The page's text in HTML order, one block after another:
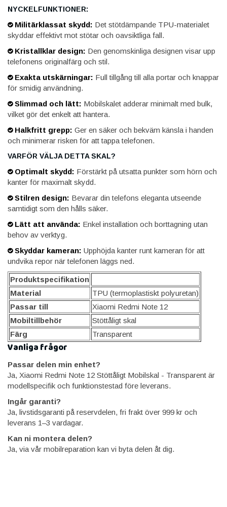
NYCKELFUNKTIONER:
Militärklassat skydd: Det stötdämpande TPU-materialet
skyddar effektivt mot stötar och oavsiktliga fall.
Kristallklar design: Den genomskinliga designen visar upp
telefonens originalfärg och stil.
Exakta utskärningar: Full tillgång till alla portar och knappar
för smidig användning.
Slimmad och lätt: Mobilskalet adderar minimalt med bulk,
vilket gör det enkelt att hantera.
Halkfritt grepp: Ger en säker och bekväm känsla i handen
och minimerar risken för att tappa telefonen.
VARFÖR VÄLJA DETTA SKAL?
Optimalt skydd: Förstärkt på utsatta punkter som hörn och
kanter för maximalt skydd.
Stilren design: Bevarar din telefons eleganta utseende
samtidigt som den hålls säker.
Lätt att använda: Enkel installation och borttagning utan
behov av verktyg.
Skyddar kameran: Upphöjda kanter runt kameran för att
undvika repor när telefonen läggs ned.
Produktspecifikation
Material
TPU (termoplastiskt polyuretan)
Passar till
Xiaomi Redmi Note 12
Mobiltillbehör
Stöttåligt skal
Färg
Transparent
Vanliga frågor
Passar delen min enhet?
Ja, Xiaomi Redmi Note 12 Stöttåligt Mobilskal - Transparent är
modellspecifik och funktionstestad före leverans.
Ingår garanti?
Ja, livstidsgaranti på reservdelen, fri frakt över 999 kr och
leverans 1–3 vardagar.
Kan ni montera delen?
Ja, via vår mobilreparation kan vi byta delen åt dig.